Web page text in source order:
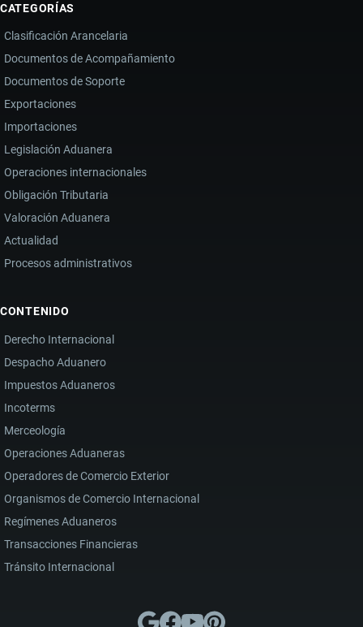
CATEGORÍAS
Clasificación Arancelaria
Documentos de Acompañamiento
Documentos de Soporte
Exportaciones
Importaciones
Legislación Aduanera
Operaciones internacionales
Obligación Tributaria
Valoración Aduanera
Actualidad
Procesos administrativos
CONTENIDO
Derecho Internacional
Despacho Aduanero
Impuestos Aduaneros
Incoterms
Merceología
Operaciones Aduaneras
Operadores de Comercio Exterior
Organismos de Comercio Internacional
Regímenes Aduaneros
Transacciones Financieras
Tránsito Internacional